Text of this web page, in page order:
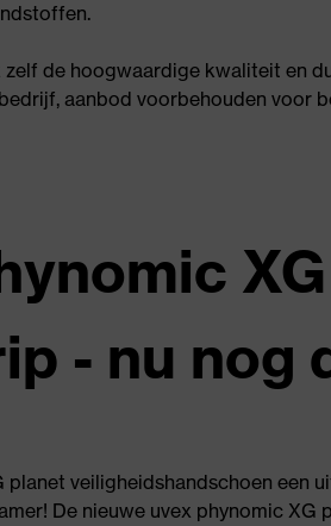
de hoogwaardige kwaliteit en
aanbod voorbehouden voor
- nu nog
veiligheidshandschoen een
De nieuwe uvex phynomic XG